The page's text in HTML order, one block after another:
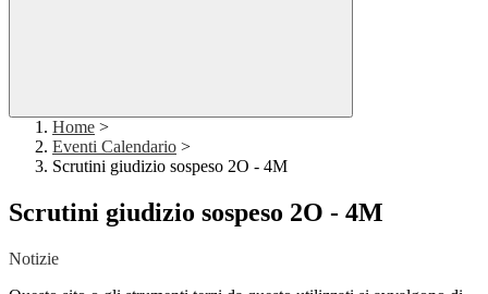
Home >
Eventi Calendario >
Scrutini giudizio sospeso 2O - 4M
Scrutini giudizio sospeso 2O - 4M
Notizie